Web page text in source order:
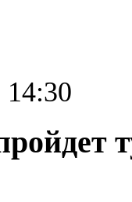
14:30